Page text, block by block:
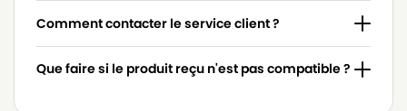
LG-
GOLDSTAR
LG-GOLDSTAR BONN (Série)
LG-
Comment contacter le service client ?
Que faire si le produit reçu n'est pas compatible ?